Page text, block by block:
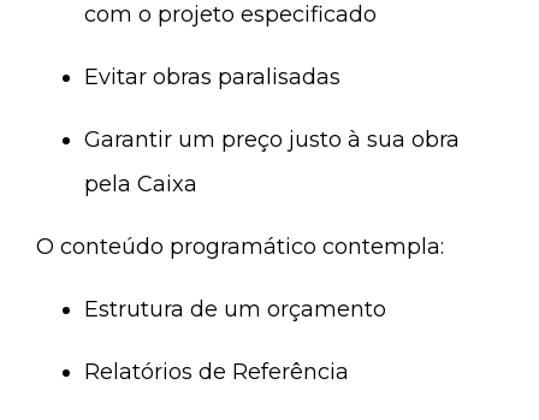
com o projeto especificado
Evitar obras paralisadas
Garantir um preço justo à sua obra
pela Caixa
O conteúdo programático contempla:
Estrutura de um orçamento
Relatórios de Referência